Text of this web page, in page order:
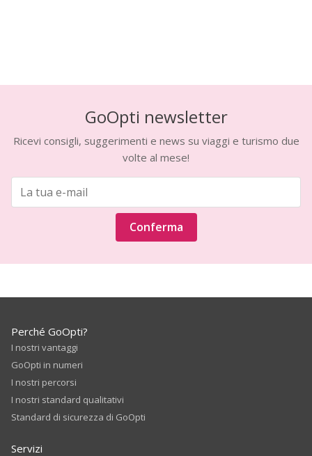
GoOpti newsletter
Ricevi consigli, suggerimenti e news su viaggi e turismo due
volte al mese!
Conferma
Perché GoOpti?
I nostri vantaggi
GoOpti in numeri
I nostri percorsi
I nostri standard qualitativi
Standard di sicurezza di GoOpti
Servizi